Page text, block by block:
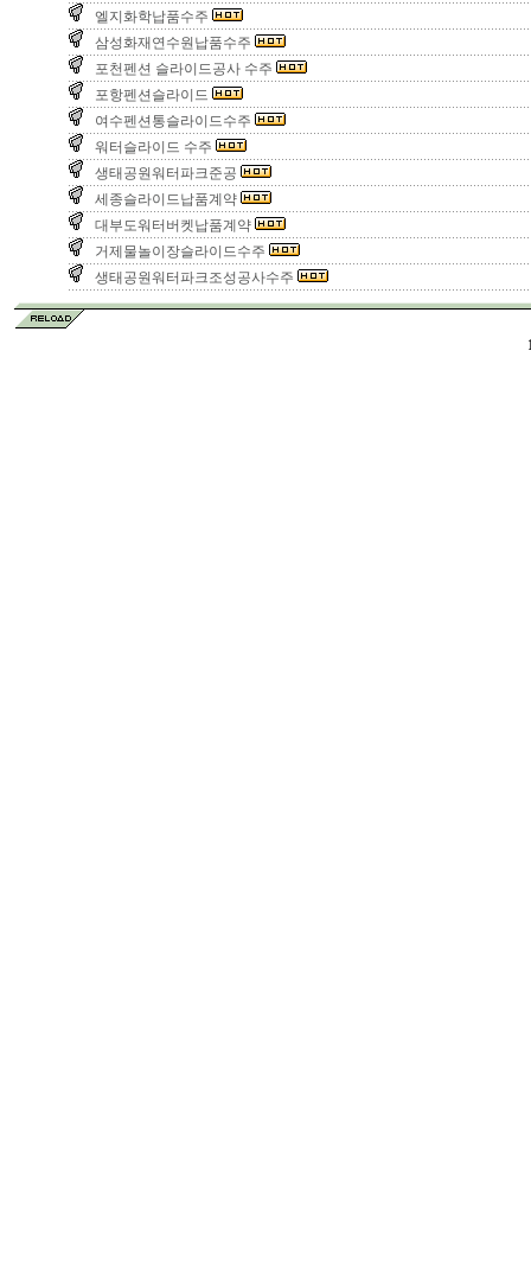
엘지화학납품수주
삼성화재연수원납품수주
포천펜션 슬라이드공사 수주
포항펜션슬라이드
여수펜션통슬라이드수주
워터슬라이드 수주
생태공원워터파크준공
세종슬라이드납품계약
대부도워터버켓납품계약
거제물놀이장슬라이드수주
생태공원워터파크조성공사수주